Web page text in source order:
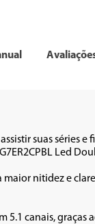
suas séries
Led
maior nitidez e
canais, graças